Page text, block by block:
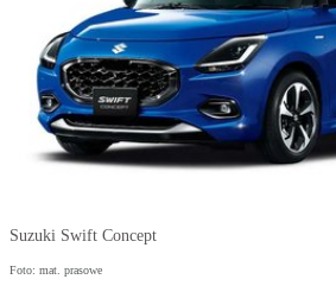
Suzuki Swift Concept
Foto: mat. prasowe